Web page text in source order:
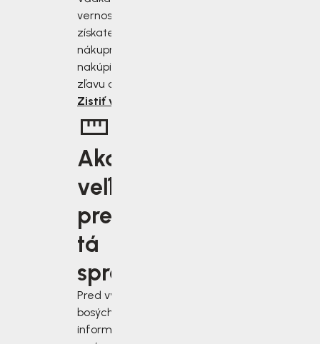
vernostnému programu
získate zľavu 2 až 10 % z
nákupnej ceny. Čím viac
nakúpite, tým väčšiu
zľavu od nás získate.
Zistiť viac
Aká
veľkosť je
pre vás
tá
správna?
Pred výberom
bosých topánok sa
informujte, ako